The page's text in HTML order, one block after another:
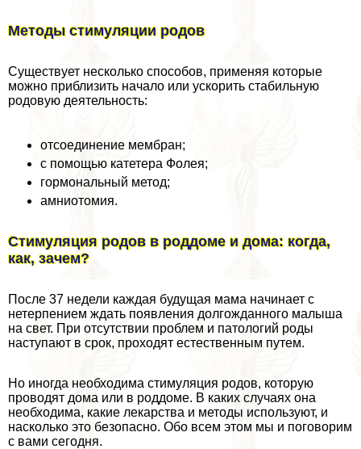
Методы стимуляции родов
Существует несколько способов, применяя которые
можно приблизить начало или ускорить стабильную
родовую деятельность:
отсоединение мембран;
с помощью катетера Фолея;
гормональный метод;
амниотомия.
Стимуляция родов в роддоме и дома: когда,
как, зачем?
После 37 недели каждая будущая мама начинает с
нетерпением ждать появления долгожданного малыша
на свет. При отсутствии проблем и патологий роды
наступают в срок, проходят естественным путем.
Но иногда необходима стимуляция родов, которую
проводят дома или в роддоме. В каких случаях она
необходима, какие лекарства и методы используют, и
насколько это безопасно. Обо всем этом мы и поговорим
с вами сегодня.